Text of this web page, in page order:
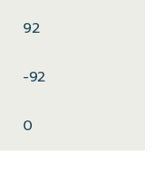
92
-92
0